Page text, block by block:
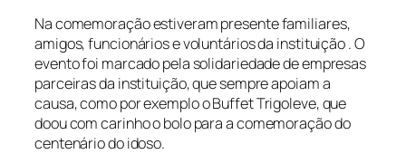
Na comemoração estiveram presente familiares,
amigos, funcionários e voluntários da instituição . O
evento foi marcado pela solidariedade de empresas
parceiras da instituição, que sempre apoiam a
causa, como por exemplo o Buffet Trigoleve, que
doou com carinho o bolo para a comemoração do
centenário do idoso.